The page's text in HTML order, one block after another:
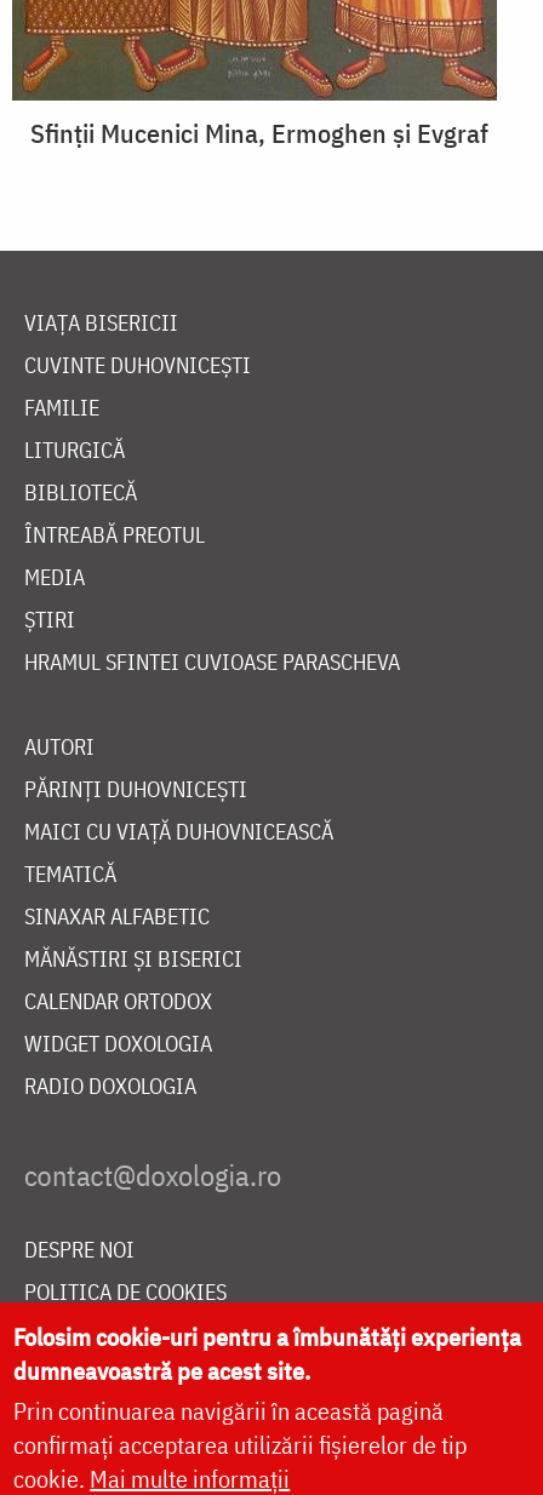
Sfinții Mucenici Mina, Ermoghen și Evgraf
VIAȚA BISERICII
CUVINTE DUHOVNICEȘTI
FAMILIE
LITURGICĂ
BIBLIOTECĂ
ÎNTREABĂ PREOTUL
MEDIA
ȘTIRI
HRAMUL SFINTEI CUVIOASE PARASCHEVA
AUTORI
PĂRINȚI DUHOVNICEȘTI
MAICI CU VIAȚĂ DUHOVNICEASCĂ
TEMATICĂ
SINAXAR ALFABETIC
MĂNĂSTIRI ȘI BISERICI
CALENDAR ORTODOX
WIDGET DOXOLOGIA
RADIO DOXOLOGIA
DESPRE NOI
POLITICA DE COOKIES
DONEAZĂ ONLINE PENTRU CATEDRALA NAȚIONALĂ
LIVE
Folosim cookie-uri pentru a îmbunătăți experiența
dumneavoastră pe acest site.
Prin continuarea navigării în această pagină
confirmați acceptarea utilizării fișierelor de tip
cookie. Mai multe informații